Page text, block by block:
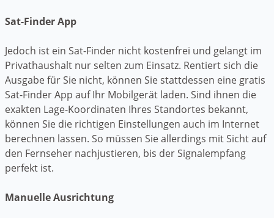
Sat-Finder App
Jedoch ist ein Sat-Finder nicht kostenfrei und gelangt im
Privathaushalt nur selten zum Einsatz. Rentiert sich die
Ausgabe für Sie nicht, können Sie stattdessen eine gratis
Sat-Finder App auf Ihr Mobilgerät laden. Sind ihnen die
exakten Lage-Koordinaten Ihres Standortes bekannt,
können Sie die richtigen Einstellungen auch im Internet
berechnen lassen. So müssen Sie allerdings mit Sicht auf
den Fernseher nachjustieren, bis der Signalempfang
perfekt ist.
Manuelle Ausrichtung